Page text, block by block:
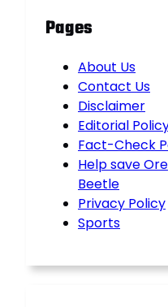
Pages
About Us
Contact Us
Disclaimer
Editorial
Fact-Check
Help save
Beetle
Privacy Policy
Sports